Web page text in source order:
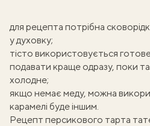
для рецепта потрібна
у духовку;
тісто використовується
подавати краще одразу, поки
холодне;
якщо немає меду, можна
карамелі буде іншим.
Рецепт персикового тарта